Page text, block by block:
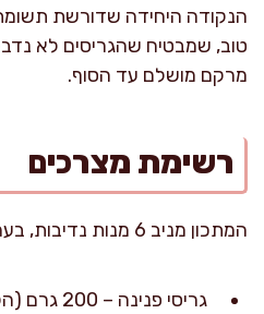
הנקודה היחידה שדורשת
טוב, שמבטיח שהגריסים לא
מרקם מושלם עד הסוף.
רשימת מצרכים
המתכון מניב 6 מנות נדיבות, בערך 350 מ"ל למנה.
גריסי